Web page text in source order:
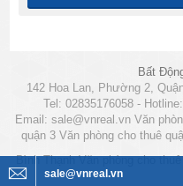
Bất
142 Hoa Lan, Phường 2,
Tel: 02835176058 -
Email: sale@vnreal.vn Văn
quận 3 Văn phòng cho thuê
Bình Thạnh Văn phòng cho
sale@vnreal.vn